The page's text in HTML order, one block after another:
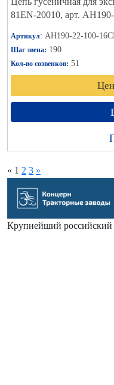
81EN-20010, арт.
Артикул: АН190-22-100-
Шаг звена: 190
Кол-во созвенков: 51
« 1 2 3 »
Крупнейший